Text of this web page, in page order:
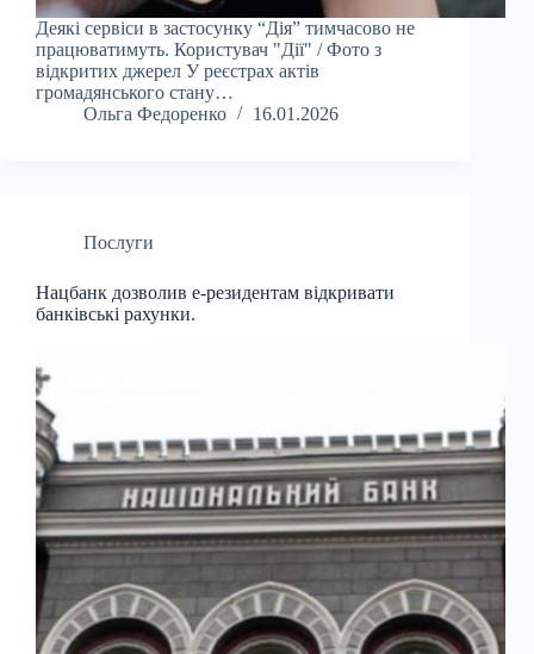
Деякі сервіси в застосунку “Дія” тимчасово не
працюватимуть. Користувач "Дії" / Фото з
відкритих джерел У реєстрах актів
громадянського стану…
Ольга Федоренко
16.01.2026
Послуги
Нацбанк дозволив е-резидентам відкривати
банківські рахунки.